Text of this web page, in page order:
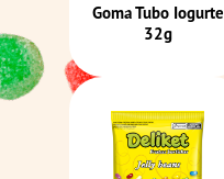
Goma Tubo Iogurte
32g